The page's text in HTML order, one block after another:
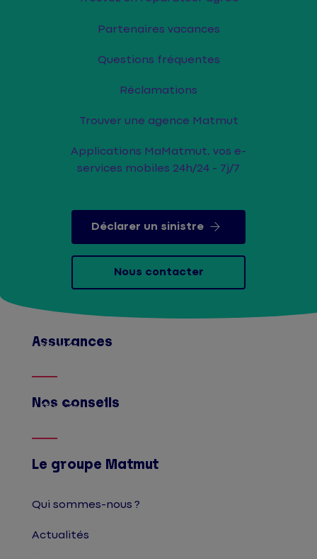
Partenaires vacances
Questions fréquentes
Réclamations
Trouver une agence Matmut
Applications MaMatmut, vos e-
services mobiles 24h/24 - 7j/7
Déclarer un sinistre
Nous contacter
Assurances
Afficher
Nos conseils
Afficher
Le groupe Matmut
Qui sommes-nous ?
Actualités